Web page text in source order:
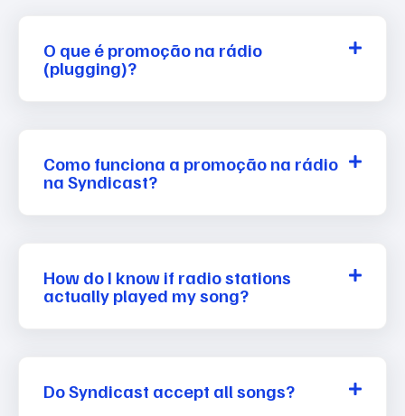
O que é promoção na rádio
(plugging)?
Como funciona a promoção na rádio
na Syndicast?
How do I know if radio stations
actually played my song?
Do Syndicast accept all songs?